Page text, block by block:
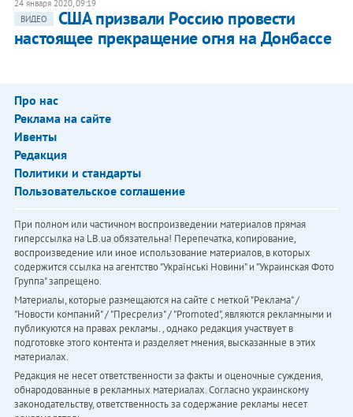
24 января 2020, 09:19
ВИДЕО
США призвали Россию провести
настоящее прекращение огня на Донбассе
Про нас
Реклама на сайте
Ивенты
Редакция
Политики и стандарты
Пользовательское соглашение
При полном или частичном воспроизведении материалов прямая
гиперссылка на LB.ua обязательна! Перепечатка, копирование,
воспроизведение или иное использование материалов, в которых
содержится ссылка на агентство "Українськi Новини" и "Украинская Фото
Группа" запрещено.
Материалы, которые размещаются на сайте с меткой "Реклама" /
"Новости компаний" / "Пресрелиз" / "Promoted", являются рекламными и
публикуются на правах рекламы. , однако редакция участвует в
подготовке этого контента и разделяет мнения, высказанные в этих
материалах.
Редакция не несет ответственности за факты и оценочные суждения,
обнародованные в рекламных материалах. Согласно украинскому
законодательству, ответственность за содержание рекламы несет